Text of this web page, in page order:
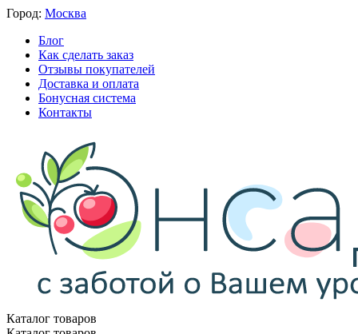
Город: Москва
Блог
Как сделать заказ
Отзывы покупателей
Доставка и оплата
Бонусная система
Контакты
Каталог товаров